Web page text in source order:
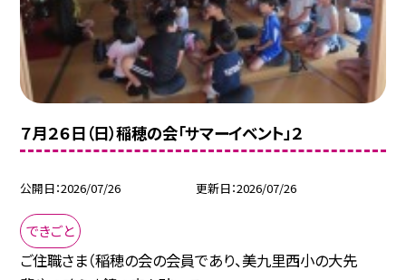
７月２６日（日）稲穂の会「サマーイベント」２
公開日 2026/07/26 更新日 2026/07/26
できごと
ご住職さま（稲穂の会の会員であり、美九里西小の大先